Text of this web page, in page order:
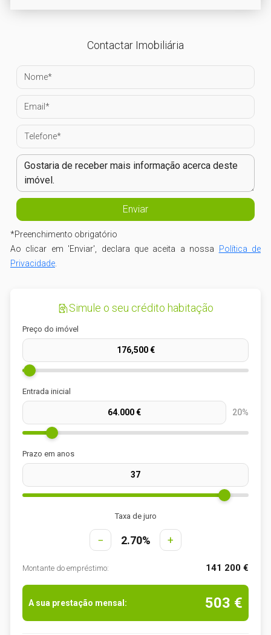
Contactar Imobiliária
*Preenchimento obrigatório
Ao clicar em 'Enviar', declara que aceita a nossa Política de
Privacidade.
Simule o seu crédito habitação
Preço do imóvel
Entrada inicial
20%
Prazo em anos
Taxa de juro
− 2.70% +
Montante do empréstimo: 141 200 €
A sua prestação mensal: 503 €